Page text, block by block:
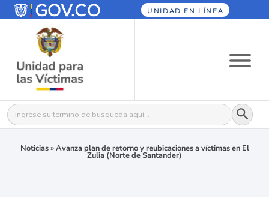
UNIDAD EN LÍNEA
Buscar: Botón
Noticias»Avanza plan de retorno y reubicaciones a víctimas en El
Zulia (Norte de Santander)